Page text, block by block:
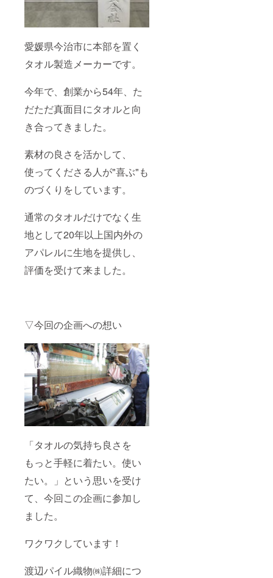
​愛媛県今治市に本部を置く
タオル製造メーカーです。
今年で、創業から54年、た
だただ真面目にタオルと向
き合ってきました。
素材の良さを活かして、
使ってくださる人が"喜ぶ"も
のづくりをしています。
通常のタオルだけでなく生
地として20年以上国内外の
アパレルに生地を提供し、
評価を受けて来ました。
▽今回の企画への想い
「タオルの気持ち良さを
もっと手軽に着たい。使い
たい。」という思いを受け
て、今回この企画に参加し
ました。
ワクワクしています！
渡辺パイル織物㈱詳細につ